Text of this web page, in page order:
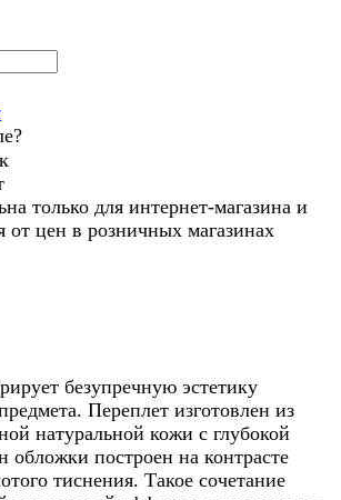
только для интернет-магазина и
от цен в розничных магазинах
безупречную эстетику
Переплет изготовлен из
натуральной кожи с глубокой
обложки построен на контрасте
тиснения. Такое сочетание